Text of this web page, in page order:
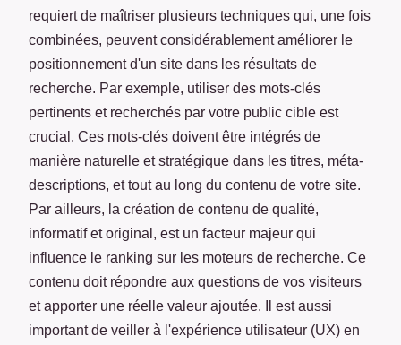
requiert de maîtriser plusieurs techniques qui, une fois
combinées, peuvent considérablement améliorer le
positionnement d'un site dans les résultats de
recherche. Par exemple, utiliser des mots-clés
pertinents et recherchés par votre public cible est
crucial. Ces mots-clés doivent être intégrés de
manière naturelle et stratégique dans les titres, méta-
descriptions, et tout au long du contenu de votre site.
Par ailleurs, la création de contenu de qualité,
informatif et original, est un facteur majeur qui
influence le ranking sur les moteurs de recherche. Ce
contenu doit répondre aux questions de vos visiteurs
et apporter une réelle valeur ajoutée. Il est aussi
important de veiller à l'expérience utilisateur (UX) en